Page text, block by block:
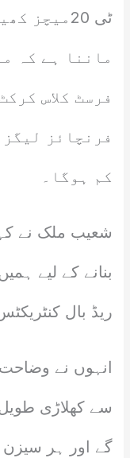
ٹی
ماننا ہے کہ
فرسٹ کلاس
فرنچائز
کم ہوگا۔
شعیب ملک نے
بنانے کے لیے
ریڈ بال
انہوں نے
سے کھلاڑی